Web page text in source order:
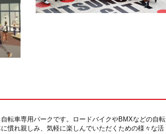
転車専用パークです。ロードバイクやBMXなどの自転
慣れ親しみ、気軽に楽しんでいただくための様々な活